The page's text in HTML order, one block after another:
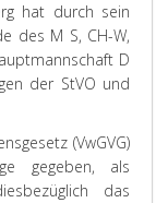
hat durch sein
des M S, CH-W,
D
der StVO und
(VwGVG)
gegeben, als
das